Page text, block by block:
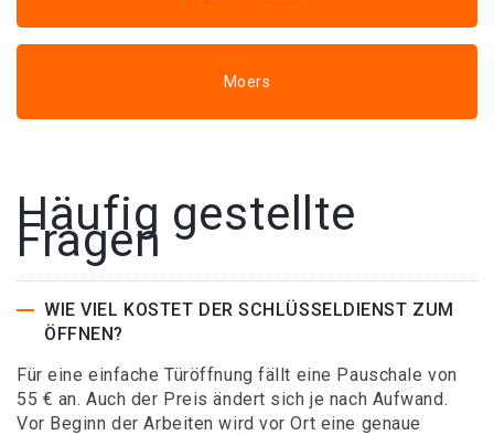
Moers
Häufig gestellte
Fragen
WIE VIEL KOSTET DER SCHLÜSSELDIENST ZUM
ÖFFNEN?
Für eine einfache Türöffnung fällt eine Pauschale von
55 € an. Auch der Preis ändert sich je nach Aufwand.
Vor Beginn der Arbeiten wird vor Ort eine genaue